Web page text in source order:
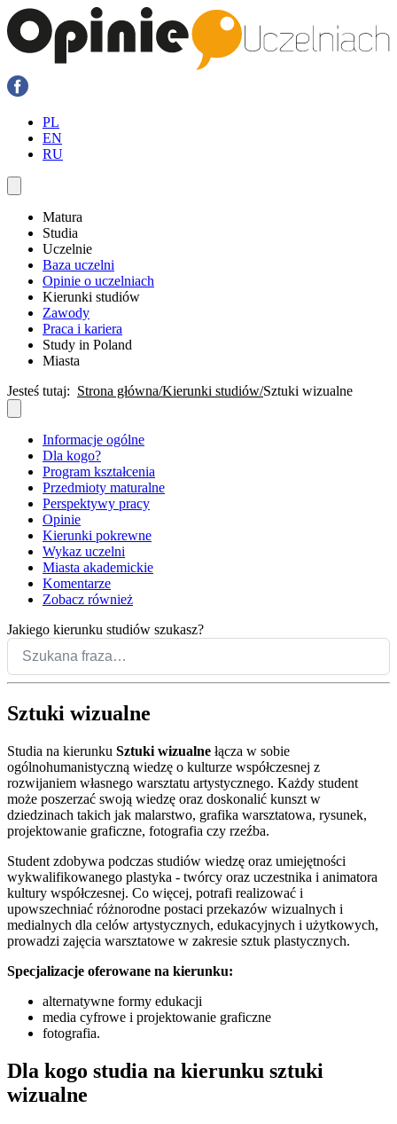
PL
EN
RU
Matura
Studia
Uczelnie
Baza uczelni
Opinie o uczelniach
Kierunki studiów
Zawody
Praca i kariera
Study in Poland
Miasta
Jesteś tutaj: Strona główna Kierunki studiów Sztuki wizualne
Informacje ogólne
Dla kogo?
Program kształcenia
Przedmioty maturalne
Perspektywy pracy
Opinie
Kierunki pokrewne
Wykaz uczelni
Miasta akademickie
Komentarze
Zobacz również
Jakiego kierunku studiów szukasz?
Sztuki wizualne
Studia na kierunku Sztuki wizualne łącza w sobie
ogólnohumanistyczną wiedzę o kulturze współczesnej z
rozwijaniem własnego warsztatu artystycznego. Każdy student
może poszerzać swoją wiedzę oraz doskonalić kunszt w
dziedzinach takich jak malarstwo, grafika warsztatowa, rysunek,
projektowanie graficzne, fotografia czy rzeźba.
Student zdobywa podczas studiów wiedzę oraz umiejętności
wykwalifikowanego plastyka - twórcy oraz uczestnika i animatora
kultury współczesnej. Co więcej, potrafi realizować i
upowszechniać różnorodne postaci przekazów wizualnych i
medialnych dla celów artystycznych, edukacyjnych i użytkowych,
prowadzi zajęcia warsztatowe w zakresie sztuk plastycznych.
Specjalizacje oferowane na kierunku:
alternatywne formy edukacji
media cyfrowe i projektowanie graficzne
fotografia.
Dla kogo studia na kierunku sztuki
wizualne